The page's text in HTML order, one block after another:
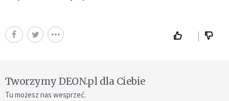
Tworzymy DEON.pl dla Ciebie
Tu możesz nas wesprzeć.